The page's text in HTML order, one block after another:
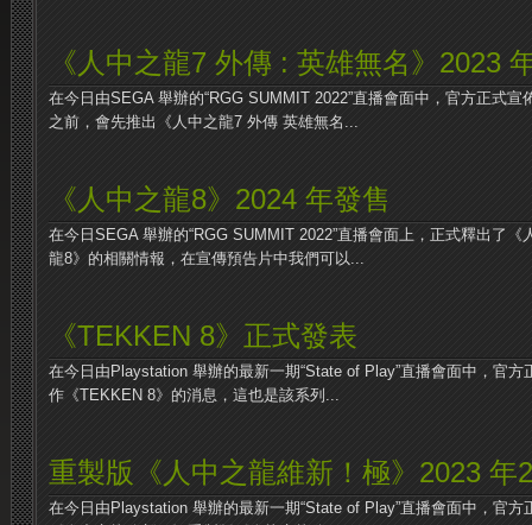
《人中之龍7 外傳 : 英雄無名》2023
在今日由SEGA 舉辦的“RGG SUMMIT 2022”直播會面中，官方正式
之前，會先推出《人中之龍7 外傳 英雄無名...
《人中之龍8》2024 年發售
在今日SEGA 舉辦的“RGG SUMMIT 2022”直播會面上，正式釋出了
龍8》的相關情報，在宣傳預告片中我們可以...
《TEKKEN 8》正式發表
在今日由Playstation 舉辦的最新一期“State of Play”直播會面中，官
作《TEKKEN 8》的消息，這也是該系列...
重製版《人中之龍維新！極》2023 年
在今日由Playstation 舉辦的最新一期“State of Play”直播會面中，官